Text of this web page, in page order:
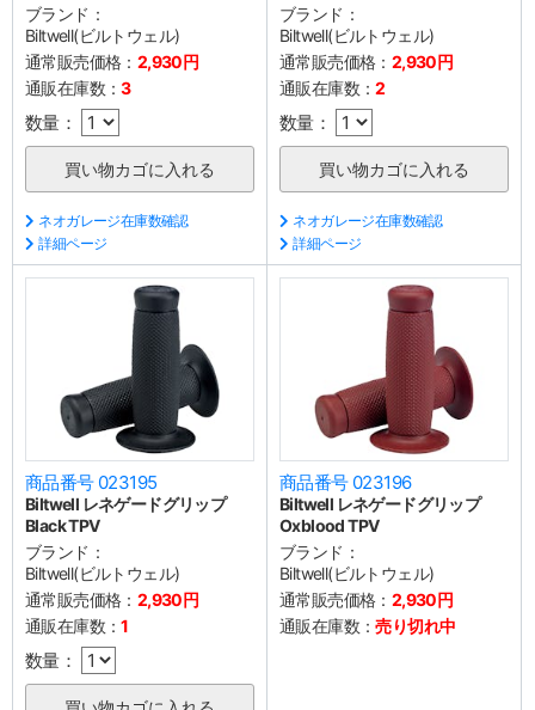
ブランド：
Biltwell(ビルトウェル)
通常販売価格： 2,930円
通販在庫数：3
数量：
ネオガレージ在庫数確認
詳細ページ
ブランド：
Biltwell(ビルトウェル)
通常販売価格： 2,930円
通販在庫数：2
数量：
ネオガレージ在庫数確認
詳細ページ
商品番号 023195
Biltwell レネゲードグリップ
Black TPV
ブランド：
Biltwell(ビルトウェル)
通常販売価格： 2,930円
通販在庫数：1
数量：
商品番号 023196
Biltwell レネゲードグリップ
Oxblood TPV
ブランド：
Biltwell(ビルトウェル)
通常販売価格： 2,930円
通販在庫数：売り切れ中